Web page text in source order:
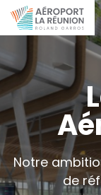
Aller
au
contenu
Notre
de